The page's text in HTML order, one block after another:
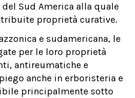
Sud America alla quale
proprietà curative.
e sudamericana, le
per le loro proprietà
antireumatiche e
anche in erboristeria e
principalmente sotto